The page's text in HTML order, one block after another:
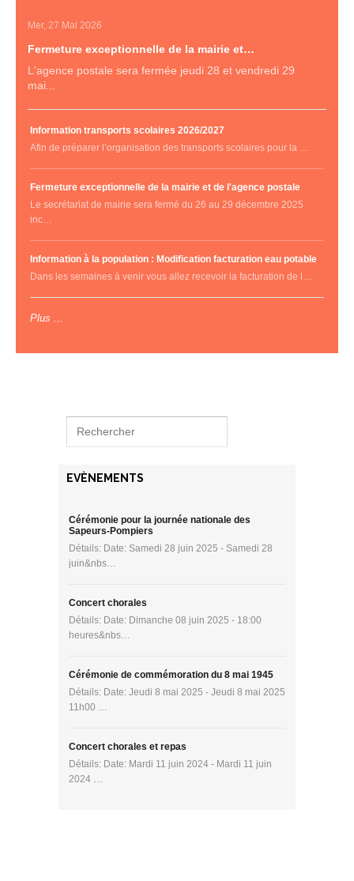
Mer, 27 Mai 2026
Fermeture exceptionnelle de la mairie et…
L'agence postale sera fermée jeudi 28 et vendredi 29
mai...
Information transports scolaires 2026/2027
Afin de préparer l’organisation des transports scolaires pour la …
Fermeture exceptionnelle de la mairie et de l'agence postale
Le secrétariat de mairie sera fermé du 26 au 29 décembre 2025
inc…
Information à la population : Modification facturation eau potable
Dans les semaines à venir vous allez recevoir la facturation de l…
Plus ...
EVÈNEMENTS
Cérémonie pour la journée nationale des
Sapeurs-Pompiers
Détails: Date: Samedi 28 juin 2025 - Samedi 28
juin&nbs…
Concert chorales
Détails: Date: Dimanche 08 juin 2025 - 18:00
heures&nbs…
Cérémonie de commémoration du 8 mai 1945
Détails: Date: Jeudi 8 mai 2025 - Jeudi 8 mai 2025
11h00 …
Concert chorales et repas
Détails: Date: Mardi 11 juin 2024 - Mardi 11 juin
2024 …